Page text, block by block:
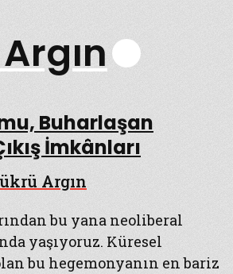
Buharlaşan
İmkânları
Argın
bu yana neoliberal
yaşıyoruz. Küresel
bu hegemonyanın en bariz